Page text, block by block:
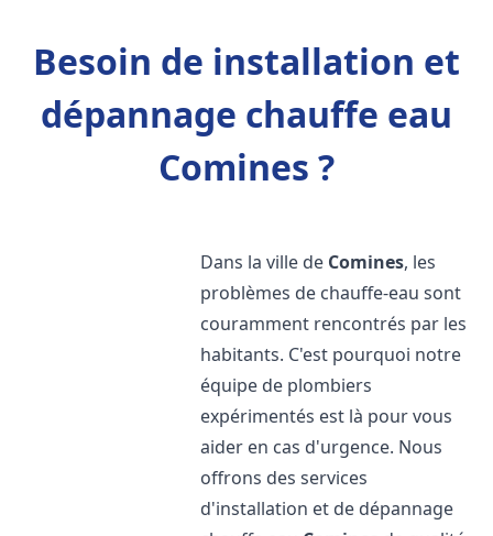
Besoin de installation et
dépannage chauffe eau
Comines ?
Dans la ville de Comines, les
problèmes de chauffe-eau sont
couramment rencontrés par les
habitants. C'est pourquoi notre
équipe de plombiers
expérimentés est là pour vous
aider en cas d'urgence. Nous
offrons des services
d'installation et de dépannage